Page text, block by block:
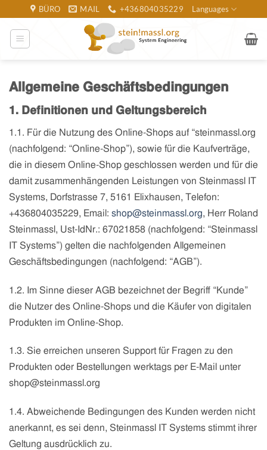
Inhalt
springen
BÜRO MAIL +436804035229 Languages
Allgemeine Geschäftsbedingungen
1. Definitionen und Geltungsbereich
1.1. Für die Nutzung des Online-Shops auf “steinmassl.org
(nachfolgend: “Online-Shop”), sowie für die Kaufverträge,
die in diesem Online-Shop geschlossen werden und für die
damit zusammenhängenden Leistungen von Steinmassl IT
Systems, Dorfstrasse 7, 5161 Elixhausen, Telefon:
+436804035229, Email: shop@steinmassl.org, Herr Roland
Steinmassl, Ust-IdNr.: 67021858 (nachfolgend: “Steinmassl
IT Systems”) gelten die nachfolgenden Allgemeinen
Geschäftsbedingungen (nachfolgend: “AGB”).
1.2. Im Sinne dieser AGB bezeichnet der Begriff “Kunde”
die Nutzer des Online-Shops und die Käufer von digitalen
Produkten im Online-Shop.
1.3. Sie erreichen unseren Support für Fragen zu den
Produkten oder Bestellungen werktags per E-Mail unter
shop@steinmassl.org
1.4. Abweichende Bedingungen des Kunden werden nicht
anerkannt, es sei denn, Steinmassl IT Systems stimmt ihrer
Geltung ausdrücklich zu.